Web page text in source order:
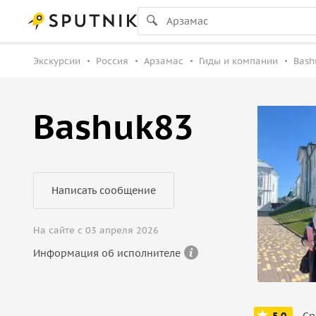
Экскурсии Россия Арзамас Гиды и компании
Bashuk83
Написать сообщение
На сайте с 03 апреля 2026
Информация об исполнителе